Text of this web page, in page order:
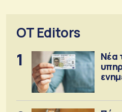
OT Editors
1
Νέα